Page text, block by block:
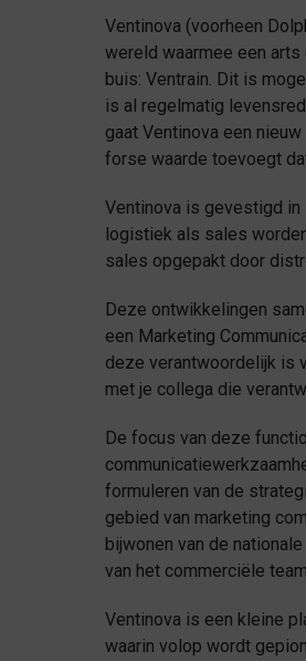
Ventinova (voorheen
wereld waarmee een
buis: Ventrain. Dit is
is al regelmatig
gaat Ventinova een
forse waarde toevoegt
Ventinova is gevestigd
logistiek als sales
sales opgepakt door
Deze ontwikkelingen
een Marketing
deze verantwoordelijk is
met je collega die
De focus van deze
formuleren van de
gebied van marketing
bijwonen van de
van het commerciële
Ventinova is een kleine
waarin volop wordt